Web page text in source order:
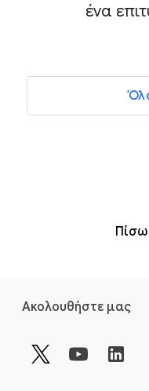
ένα
Πίσω
Ακολουθήστε μας